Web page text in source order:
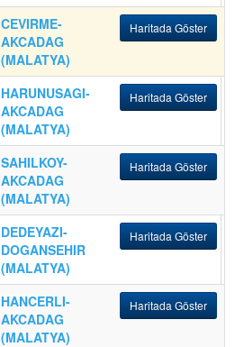
CEVIRME-
AKCADAG
(MALATYA)
Haritada Göster
HARUNUSAGI-
AKCADAG
(MALATYA)
Haritada Göster
SAHILKOY-
AKCADAG
(MALATYA)
Haritada Göster
DEDEYAZI-
DOGANSEHIR
(MALATYA)
Haritada Göster
HANCERLI-
AKCADAG
(MALATYA)
Haritada Göster